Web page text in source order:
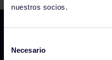
nuestros socios.
Necesario